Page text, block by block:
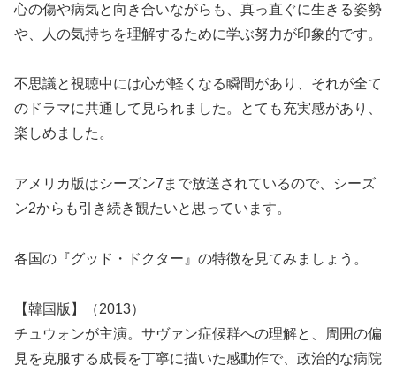
心の傷や病気と向き合いながらも、真っ直ぐに生きる姿勢
や、人の気持ちを理解するために学ぶ努力が印象的です。
不思議と視聴中には心が軽くなる瞬間があり、それが全て
のドラマに共通して見られました。とても充実感があり、
楽しめました。
アメリカ版はシーズン7まで放送されているので、シーズ
ン2からも引き続き観たいと思っています。
各国の『グッド・ドクター』の特徴を見てみましょう。
【韓国版】（2013）
チュウォンが主演。サヴァン症候群への理解と、周囲の偏
見を克服する成長を丁寧に描いた感動作で、政治的な病院